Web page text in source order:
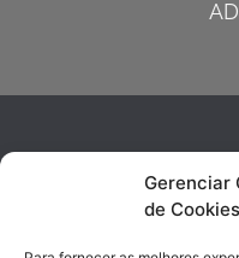
Gerenciar
de Cookies